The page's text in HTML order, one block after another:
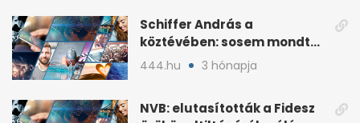
Schiffer András a
köztévében: sosem mondta,
ki fog nyerni
444.hu 3 hónapja
NVB: elutasították a Fidesz